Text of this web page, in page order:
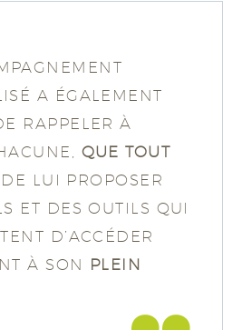
A ÉGALEMENT
RAPPELER À
QUE TOUT
LUI PROPOSER
ET DES OUTILS QUI
D’ACCÉDER
À SON PLEIN